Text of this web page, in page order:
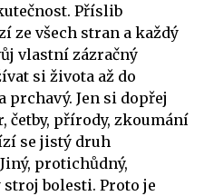
Příslib
ze všech stran a každý
vlastní zázračný
si života až do
Jen si dopřej
četby, přírody, zkoumání
se jistý druh
protichůdný,
bolesti. Proto je